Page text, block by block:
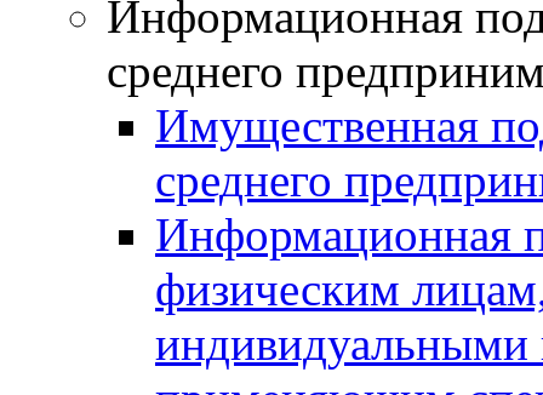
Информационная
среднего
Имущественная
среднего
Информационная
физическим
индивидуальными